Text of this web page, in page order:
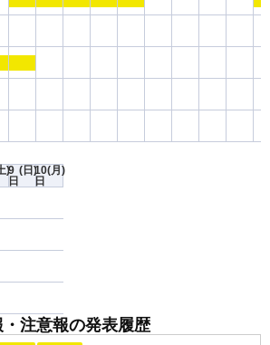
)9
日
(日)10
日
(月)
注意報の発表履歴